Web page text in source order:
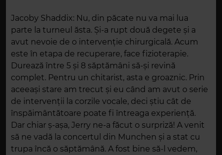
Jacoby Shaddix: Nu, din păcate nu va mai lua
parte la turneul ăsta. Și-a rupt două degete și a
avut nevoie de o intervenție chirurgicală. Acum
este în etapa de recuperare, face fizioterapie.
Durează între 5 și 8 săptămâni să-și revină
complet. Pentru un chitarist, asta e groaznic. Prin
aceeași stare am trecut și eu când am avut o serie
de intervenții la corzile vocale, deci știu cât de
înspăimântătoare poate fi întreaga experiență.
Dar chiar ș-așa, Jerry ne-a făcut o surpriză! A venit
să ne vadă la concertul din Munchen și a stat cu
trupa încă o săptămână. A fost bine să-l vedem,